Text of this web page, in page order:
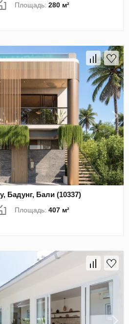
Площадь:280 м²
Бадунг, Бали (10337)
Площадь:407 м²